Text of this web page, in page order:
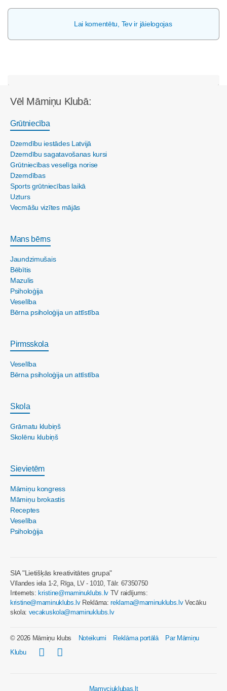
Lai komentētu, Tev ir jāielogojas
Vēl Māmiņu Klubā:
Grūtniecība
Dzemdību iestādes Latvijā
Dzemdību sagatavošanas kursi
Grūtniecības veselīga norise
Dzemdības
Sports grūtniecības laikā
Uzturs
Vecmāšu vizītes mājās
Mans bērns
Jaundzimušais
Bēbītis
Mazulis
Psiholoģija
Veselība
Bērna psiholoģija un attīstība
Pirmsskola
Veselība
Bērna psiholoģija un attīstība
Skola
Grāmatu klubiņš
Skolēnu klubiņš
Sievietēm
Māmiņu kongress
Māmiņu brokastis
Receptes
Veselība
Psiholoģija
SIA "Lietišķās kreativitātes grupa"
Vīlandes iela 1-2, Rīga, LV - 1010, Tālr. 67350750
Internets:kristine@maminuklubs.lv TV raidījums:
kristine@maminuklubs.lvReklāma:reklama@maminuklubs.lvVecāku
skola: vecakuskola@maminuklubs.lv
© 2026 Māmiņu klubs Noteikumi Reklāma portālā
Par Māmiņu
Klubu
Mamyciuklubas.lt